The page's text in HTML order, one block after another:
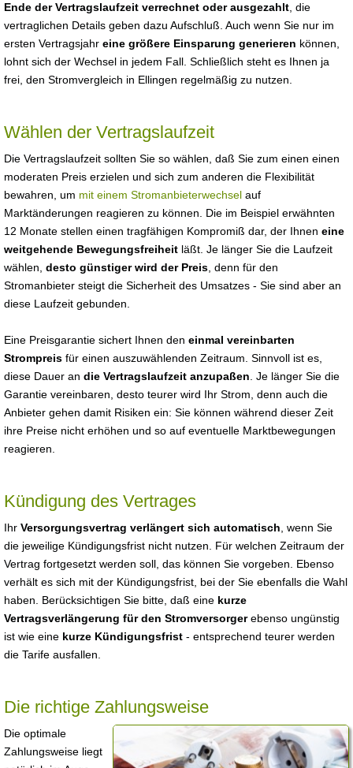
Ende der Vertragslaufzeit verrechnet oder ausgezahlt , die
vertraglichen Details geben dazu Aufschluß. Auch wenn Sie nur im
ersten Vertragsjahr eine größere Einsparung generieren können,
lohnt sich der Wechsel in jedem Fall. Schließlich steht es Ihnen ja
frei, den Stromvergleich in Ellingen regelmäßig zu nutzen.
Wählen der Vertragslaufzeit
Die Vertragslaufzeit sollten Sie so wählen, daß Sie zum einen einen
moderaten Preis erzielen und sich zum anderen die Flexibilität
bewahren, um mit einem Stromanbieterwechsel auf
Marktänderungen reagieren zu können. Die im Beispiel erwähnten
12 Monate stellen einen tragfähigen Kompromiß dar, der Ihnen eine
weitgehende Bewegungsfreiheit läßt. Je länger Sie die Laufzeit
wählen, desto günstiger wird der Preis , denn für den
Stromanbieter steigt die Sicherheit des Umsatzes - Sie sind aber an
diese Laufzeit gebunden.
Eine Preisgarantie sichert Ihnen den einmal vereinbarten
Strompreis für einen auszuwählenden Zeitraum. Sinnvoll ist es,
diese Dauer an die Vertragslaufzeit anzupaßen . Je länger Sie die
Garantie vereinbaren, desto teurer wird Ihr Strom, denn auch die
Anbieter gehen damit Risiken ein: Sie können während dieser Zeit
ihre Preise nicht erhöhen und so auf eventuelle Marktbewegungen
reagieren.
Kündigung des Vertrages
Ihr Versorgungsvertrag verlängert sich automatisch , wenn Sie
die jeweilige Kündigungsfrist nicht nutzen. Für welchen Zeitraum der
Vertrag fortgesetzt werden soll, das können Sie vorgeben. Ebenso
verhält es sich mit der Kündigungsfrist, bei der Sie ebenfalls die Wahl
haben. Berücksichtigen Sie bitte, daß eine kurze
Vertragsverlängerung für den Stromversorgerebenso ungünstig
ist wie eine kurze Kündigungsfrist - entsprechend teurer werden
die Tarife ausfallen.
Die richtige Zahlungsweise
Die optimale
Zahlungsweise liegt